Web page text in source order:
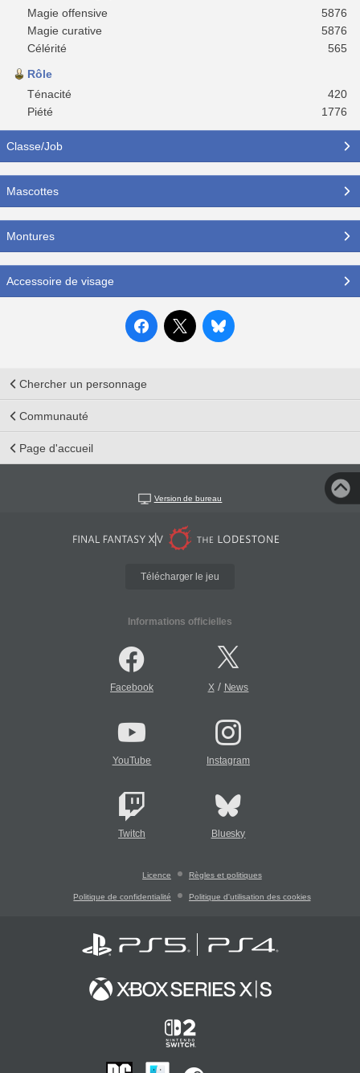
Magie offensive
5876
Magie curative
5876
Célérité
565
Rôle
Ténacité
420
Piété
1776
Classe/Job
Mascottes
Montures
Accessoire de visage
Chercher un personnage
Communauté
Page d'accueil
Version de bureau
Télécharger le jeu
Informations officielles
Facebook X/ News
YouTube Instagram
Twitch Bluesky
Licence Règles et politiques
Politique de confidentialité Politique d'utilisation des cookies